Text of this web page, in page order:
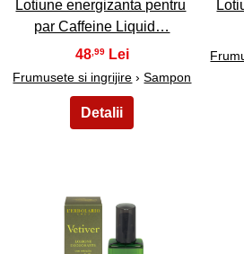
Lotiune energizanta pentru
par Caffeine Liquid…
48,99
Frumusete si ingrijire ›Sampon